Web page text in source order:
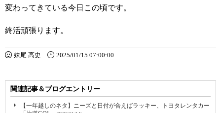
変わってきている今日この頃です。
終活頑張ります。
妹尾 高史 2025/01/15 07:00:00
関連記事＆ブログエントリー
【一年越しのネタ】ニーズと日付が合えばラッキー、トヨタレンタカー